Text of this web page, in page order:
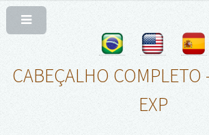
CABEÇALHO COMPLETO
EXP